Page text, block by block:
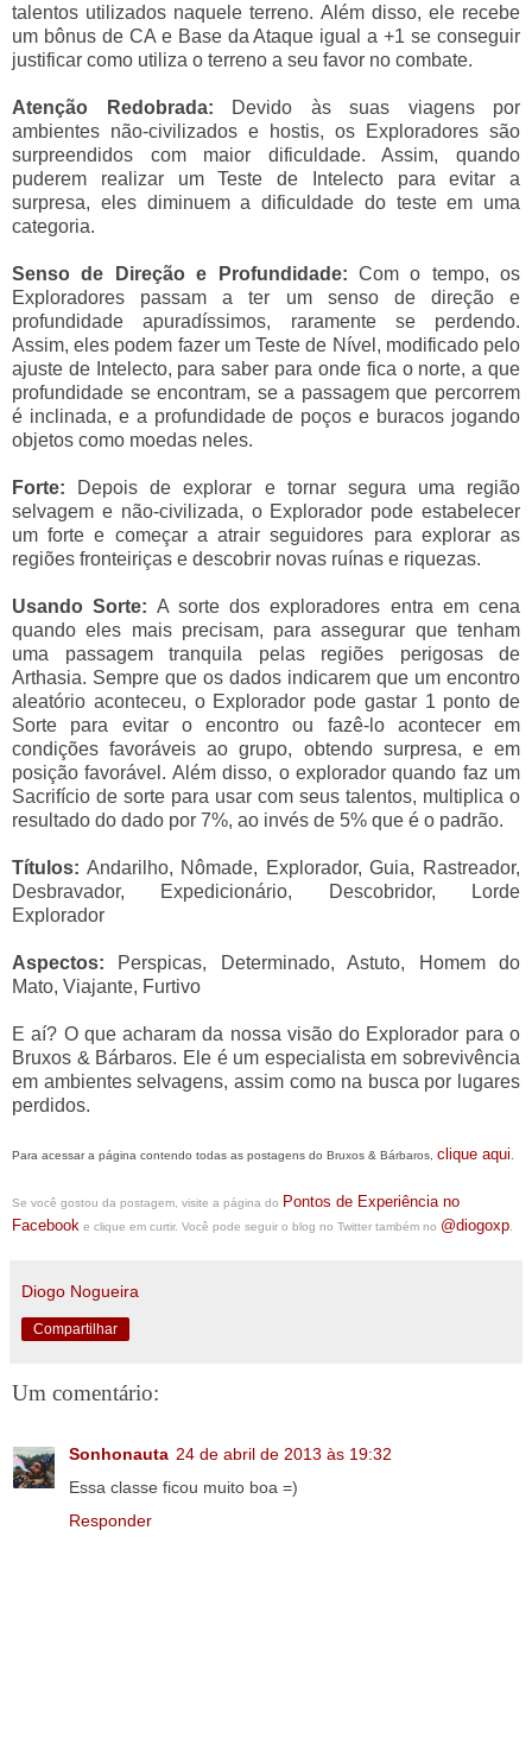
talentos utilizados naquele terreno. Além disso, ele recebe
um bônus de CA e Base da Ataque igual a +1 se conseguir
justificar como utiliza o terreno a seu favor no combate.
Atenção Redobrada: Devido às suas viagens por
ambientes não-civilizados e hostis, os Exploradores são
surpreendidos com maior dificuldade. Assim, quando
puderem realizar um Teste de Intelecto para evitar a
surpresa, eles diminuem a dificuldade do teste em uma
categoria.
Senso de Direção e Profundidade: Com o tempo, os
Exploradores passam a ter um senso de direção e
profundidade apuradíssimos, raramente se perdendo.
Assim, eles podem fazer um Teste de Nível, modificado pelo
ajuste de Intelecto, para saber para onde fica o norte, a que
profundidade se encontram, se a passagem que percorrem
é inclinada, e a profundidade de poços e buracos jogando
objetos como moedas neles.
Forte: Depois de explorar e tornar segura uma região
selvagem e não-civilizada, o Explorador pode estabelecer
um forte e começar a atrair seguidores para explorar as
regiões fronteiriças e descobrir novas ruínas e riquezas.
Usando Sorte: A sorte dos exploradores entra em cena
quando eles mais precisam, para assegurar que tenham
uma passagem tranquila pelas regiões perigosas de
Arthasia. Sempre que os dados indicarem que um encontro
aleatório aconteceu, o Explorador pode gastar 1 ponto de
Sorte para evitar o encontro ou fazê-lo acontecer em
condições favoráveis ao grupo, obtendo surpresa, e em
posição favorável. Além disso, o explorador quando faz um
Sacrifício de sorte para usar com seus talentos, multiplica o
resultado do dado por 7%, ao invés de 5% que é o padrão.
Títulos: Andarilho, Nômade, Explorador, Guia, Rastreador,
Desbravador, Expedicionário, Descobridor, Lorde
Explorador
Aspectos: Perspicas, Determinado, Astuto, Homem do
Mato, Viajante, Furtivo
E aí? O que acharam da nossa visão do Explorador para o
Bruxos & Bárbaros. Ele é um especialista em sobrevivência
em ambientes selvagens, assim como na busca por lugares
perdidos.
Para acessar a página contendo todas as postagens do Bruxos & Bárbaros, clique aqui
Se você gostou da postagem, visite a página do Pontos de Experiência no
Facebook e clique em curtir. Você pode seguir o blog no Twitter também no @diogoxp
Diogo Nogueira
Compartilhar
Um comentário:
Sonhonauta 24 de abril de 2013 às 19:32
Essa classe ficou muito boa =)
Responder